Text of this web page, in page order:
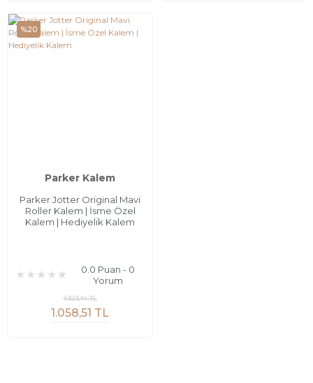
%20
Parker Kalem
Parker Jotter Original Mavi
Roller Kalem | İsme Özel
Kalem | Hediyelik Kalem
0.0 Puan - 0
Yorum
1.058,51 TL
1.323,14 TL